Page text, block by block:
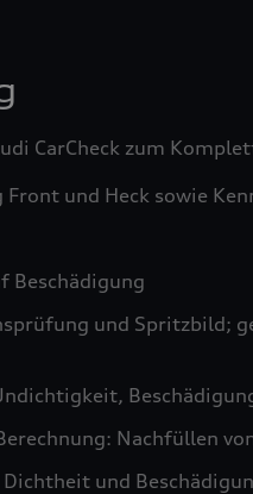
CarCheck zum
und Heck sowie
Beschädigung
und Spritzbild;
Nachfüllen
und